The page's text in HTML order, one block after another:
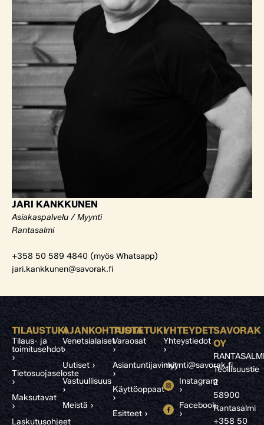
JARI KANKKUNEN
Asiakaspalvelu / Myynti
Rantasalmi
+358 50 589 4840 (myös Whatsapp)
jari.kankkunen@savorak.fi
TILAUSTUKI
Tilaus- ja
toimitusehdot
›
Tietosuojaseloste
›
Maksutavat
›
Laskutusohjeet
AJANKOHTAISTA
Venetsialaiset
›
Uutiset ›
Vastuullisuus
›
Meistä ›
TUOTETUKI
Varaosat
›
Asiantuntijavinkit
›
Käyttöoppaat
›
Esitteet ›
YHTEYDET
Yhteystiedot
›
myynti@savorak.fi
Instagram
›
Facebook
›
SAVORAK
OY
Teollisuustie
2
58900
Rantasalmi
+358 50